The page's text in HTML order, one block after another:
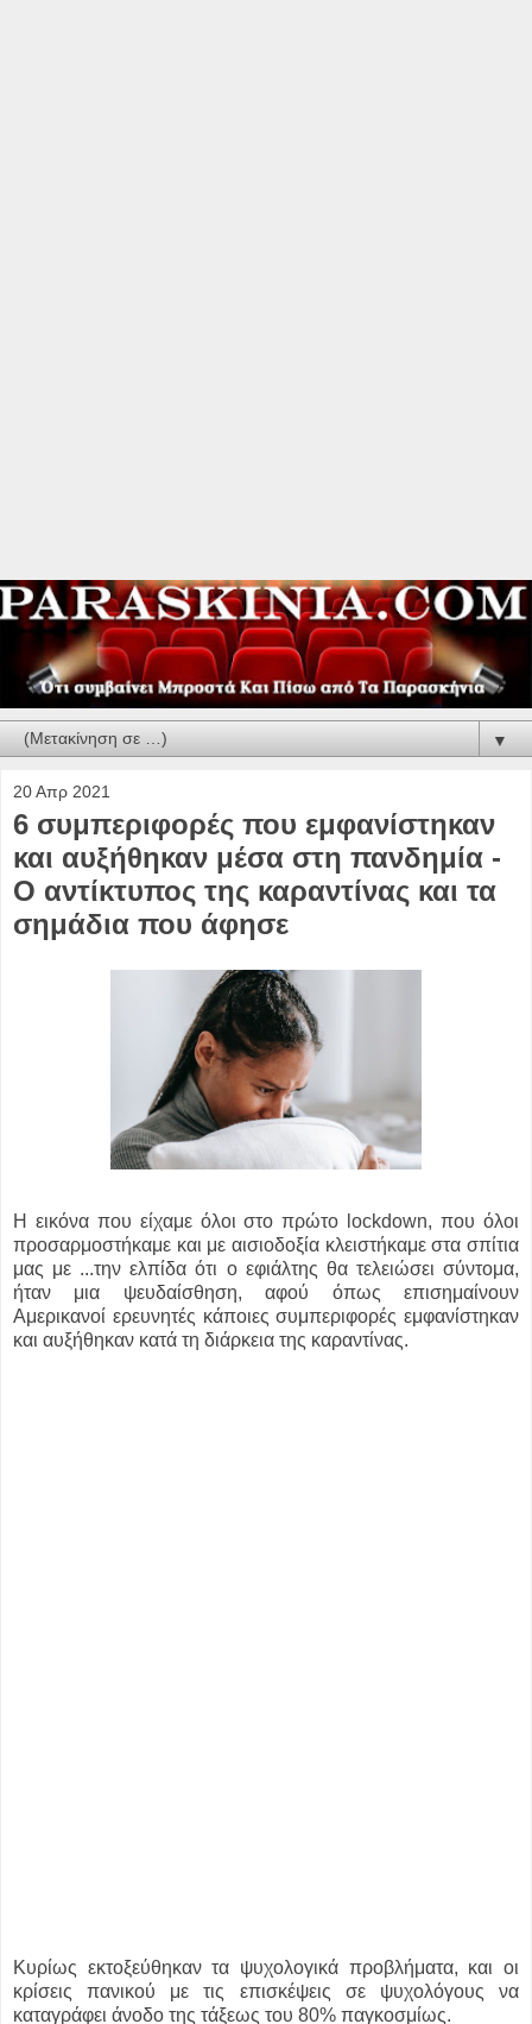
▼
20 Απρ 2021
6 συμπεριφορές που εμφανίστηκαν
και αυξήθηκαν μέσα στη πανδημία -
Ο αντίκτυπος της καραντίνας και τα
σημάδια που άφησε
Η εικόνα που είχαμε όλοι στο πρώτο lockdown, που όλοι
προσαρμοστήκαμε και με αισιοδοξία κλειστήκαμε στα σπίτια
μας με ...την ελπίδα ότι ο εφιάλτης θα τελειώσει σύντομα,
ήταν μια ψευδαίσθηση, αφού όπως επισημαίνουν
Αμερικανοί ερευνητές κάποιες συμπεριφορές εμφανίστηκαν
και αυξήθηκαν κατά τη διάρκεια της καραντίνας.
Κυρίως εκτοξεύθηκαν τα ψυχολογικά προβλήματα, και οι
κρίσεις πανικού με τις επισκέψεις σε ψυχολόγους να
καταγράφει άνοδο της τάξεως του 80% παγκοσμίως.